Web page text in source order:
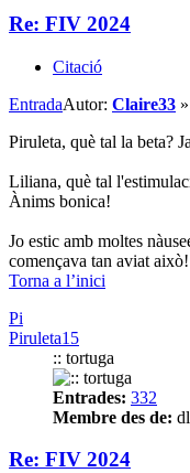
Re: FIV 2024
Citació
EntradaAutor: Claire33 »
Piruleta, què tal la beta?
Liliana, què tal
Ànims bonica!
Jo estic amb moltes
començava tan aviat això!
Torna a l’inici
Pi
Piruleta15
:: tortuga
Entrades: 332
Membre des de:
Re: FIV 2024